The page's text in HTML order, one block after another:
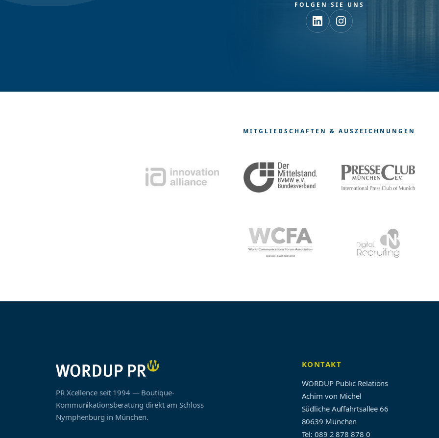
FOLGEN SIE UNS
MITGLIEDSCHAFTEN & AUSZEICHNUNGEN
PR Xcellence seit 1994 — Boutique-
Kommunikationsberatung direkt am Schloss
Nymphenburg in München.
KONTAKT
WORDUP Public Relations
Achim von Michel
Südliche Auffahrtsallee 66
80639 München
Tel: 089 2 878 878 0